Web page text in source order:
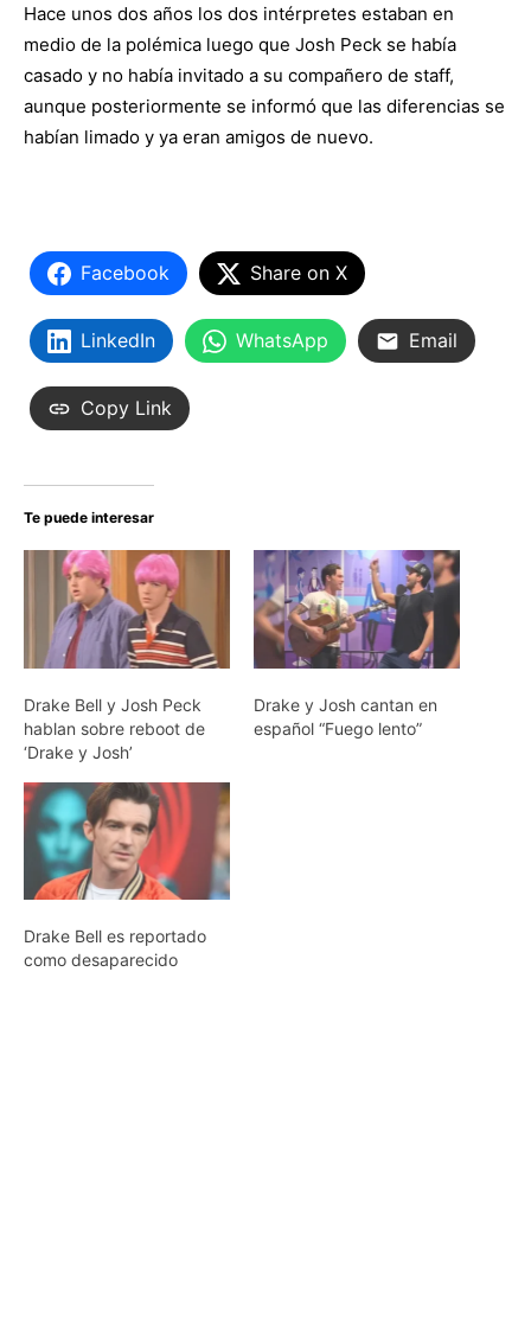
Hace unos dos años los dos intérpretes estaban en
medio de la polémica luego que Josh Peck se había
casado y no había invitado a su compañero de staff,
aunque posteriormente se informó que las diferencias se
habían limado y ya eran amigos de nuevo.
Facebook Share on X
LinkedIn WhatsApp Email
Copy Link
Te puede interesar
Drake Bell y Josh Peck
hablan sobre reboot de
‘Drake y Josh’
Drake y Josh cantan en
español “Fuego lento”
Drake Bell es reportado
como desaparecido